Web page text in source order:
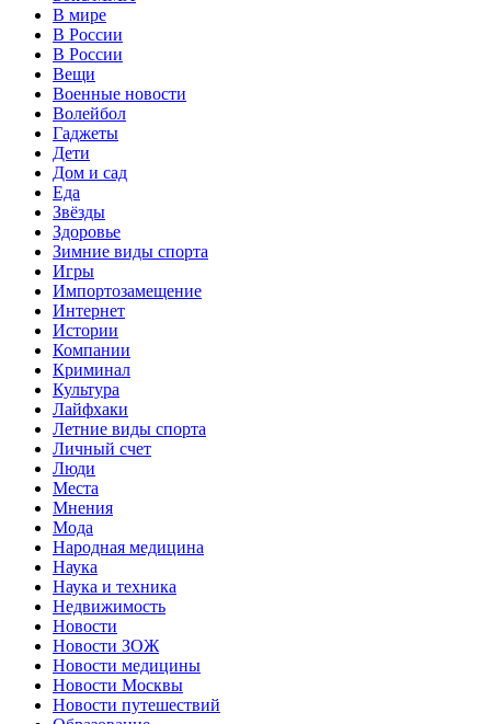
В мире
В России
В России
Вещи
Военные новости
Волейбол
Гаджеты
Дети
Дом и сад
Еда
Звёзды
Здоровье
Зимние виды спорта
Игры
Импортозамещение
Интернет
Истории
Компании
Криминал
Культура
Лайфхаки
Летние виды спорта
Личный счет
Люди
Места
Мнения
Мода
Народная медицина
Наука
Наука и техника
Недвижимость
Новости
Новости ЗОЖ
Новости медицины
Новости Москвы
Новости путешествий